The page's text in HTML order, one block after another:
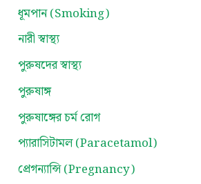
ধূমপান (Smoking)
নারী স্বাস্থ্য
পুরুষদের স্বাস্থ্য
পুরুষাঙ্গ
পুরুষাঙ্গের চর্ম রোগ
প্যারাসিটামল (Paracetamol)
প্রেগন্যান্সি (Pregnancy)